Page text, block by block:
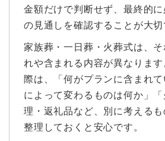
金額だけで判断せず、最終的
の見通しを確認することが大切
家族葬・一日葬・火葬式は、
れや含まれる内容が異なりま
際は、「何がプランに含まれ
によって変わるものは何か」
理・返礼品など、別に考える
整理しておくと安心です。